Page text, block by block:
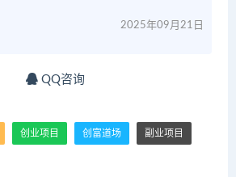
2025年09月21日
QQ咨询
创业项目 创富道场 副业项目